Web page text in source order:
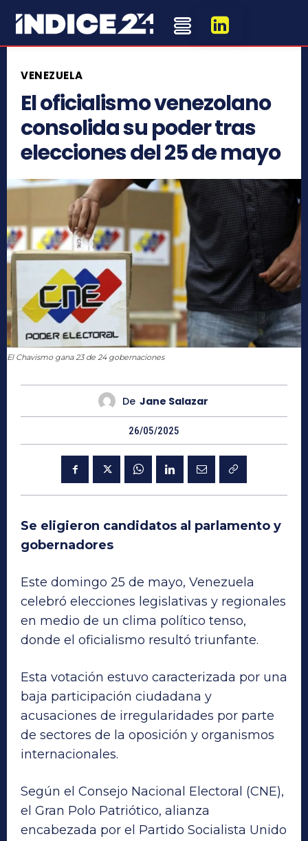
VENEZUELA
El oficialismo venezolano
consolida su poder tras
elecciones del 25 de mayo
El Chavismo gana 23 de 24 gobernaciones
De Jane Salazar
26/05/2025
Se eligieron candidatos al parlamento y
gobernadores
Este domingo 25 de mayo, Venezuela
celebró elecciones legislativas y regionales
en medio de un clima político tenso,
donde el oficialismo resultó triunfante.
Esta votación estuvo caracterizada por una
baja participación ciudadana y
acusaciones de irregularidades por parte
de sectores de la oposición y organismos
internacionales.
Según el Consejo Nacional Electoral (CNE),
el Gran Polo Patriótico, alianza
encabezada por el Partido Socialista Unido